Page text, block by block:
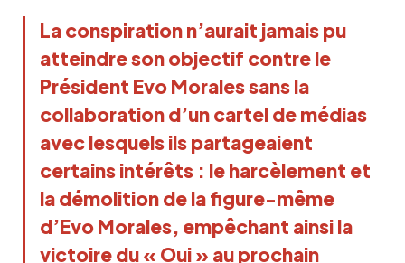
La conspiration n’aurait jamais pu
atteindre son objectif contre le
Président Evo Morales sans la
collaboration d’un cartel de médias
avec lesquels ils partageaient
certains intérêts : le harcèlement et
la démolition de la figure-même
d’Evo Morales, empêchant ainsi la
victoire du « Oui » au prochain